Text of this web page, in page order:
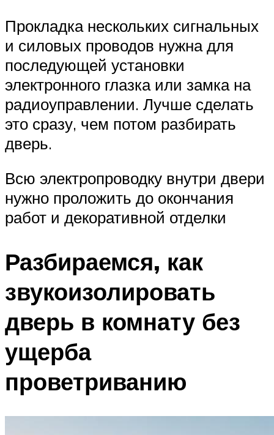
Прокладка нескольких сигнальных
и силовых проводов нужна для
последующей установки
электронного глазка или замка на
радиоуправлении. Лучше сделать
это сразу, чем потом разбирать
дверь.
Всю электропроводку внутри двери
нужно проложить до окончания
работ и декоративной отделки
Разбираемся, как
звукоизолировать
дверь в комнату без
ущерба
проветриванию